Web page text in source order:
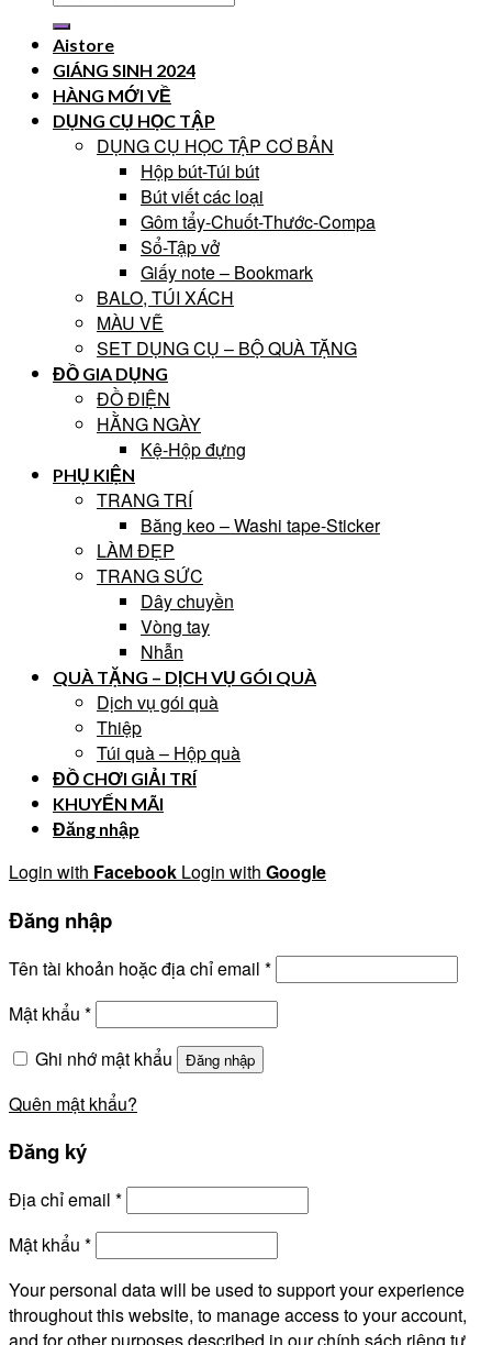
Aistore
GIÁNG SINH 2024
HÀNG MỚI VỀ
DỤNG CỤ HỌC TẬP
DỤNG CỤ HỌC TẬP CƠ BẢN
Hộp bút-Túi bút
Bút viết các loại
Gôm tẩy-Chuốt-Thước-Compa
Sổ-Tập vở
Giấy note – Bookmark
BALO, TÚI XÁCH
MÀU VẼ
SET DỤNG CỤ – BỘ QUÀ TẶNG
ĐỒ GIA DỤNG
ĐỒ ĐIỆN
HẰNG NGÀY
Kệ-Hộp đựng
PHỤ KIỆN
TRANG TRÍ
Băng keo – Washi tape-Sticker
LÀM ĐẸP
TRANG SỨC
Dây chuyền
Vòng tay
Nhẫn
QUÀ TẶNG – DỊCH VỤ GÓI QUÀ
Dịch vụ gói quà
Thiệp
Túi quà – Hộp quà
ĐỒ CHƠI GIẢI TRÍ
KHUYẾN MÃI
Đăng nhập
Login with Facebook Login with Google
Đăng nhập
Tên tài khoản hoặc địa chỉ email *
Mật khẩu *
Ghi nhớ mật khẩu
Đăng nhập
Quên mật khẩu?
Đăng ký
Địa chỉ email *
Mật khẩu *
Your personal data will be used to support your experience
throughout this website, to manage access to your account,